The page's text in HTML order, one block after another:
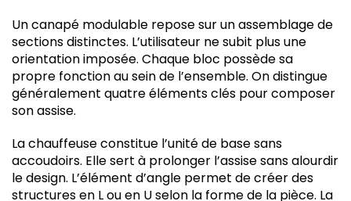
Un canapé modulable repose sur un assemblage de
sections distinctes. L’utilisateur ne subit plus une
orientation imposée. Chaque bloc possède sa
propre fonction au sein de l’ensemble. On distingue
généralement quatre éléments clés pour composer
son assise.
La chauffeuse constitue l’unité de base sans
accoudoirs. Elle sert à prolonger l’assise sans alourdir
le design. L’élément d’angle permet de créer des
structures en L ou en U selon la forme de la pièce. La